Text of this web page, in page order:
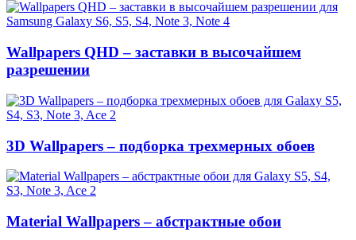
Wallpapers QHD – заставки в высочайшем
разрешении
3D Wallpapers – подборка трехмерных обоев
Material Wallpapers – абстрактные обои